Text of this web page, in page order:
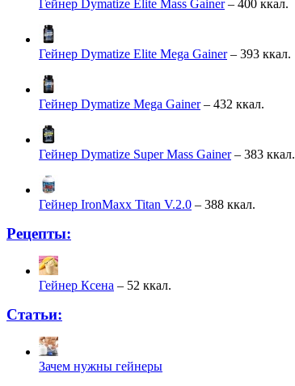
Гейнер Dymatize Elite Mass Gainer– 400 ккал.
Гейнер Dymatize Elite Mega Gainer– 393 ккал.
Гейнер Dymatize Mega Gainer– 432 ккал.
Гейнер Dymatize Super Mass Gainer– 383 ккал.
Гейнер IronMaxx Titan V.2.0 – 388 ккал.
Рецепты:
Гейнер Ксена – 52 ккал.
Статьи:
Зачем нужны гейнеры